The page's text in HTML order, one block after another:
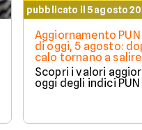
pubblicato il 5 agosto
Aggiornamento PUN
di oggi, 5 agosto:
calo tornano a
Scopri i valori
oggi degli indici PUN